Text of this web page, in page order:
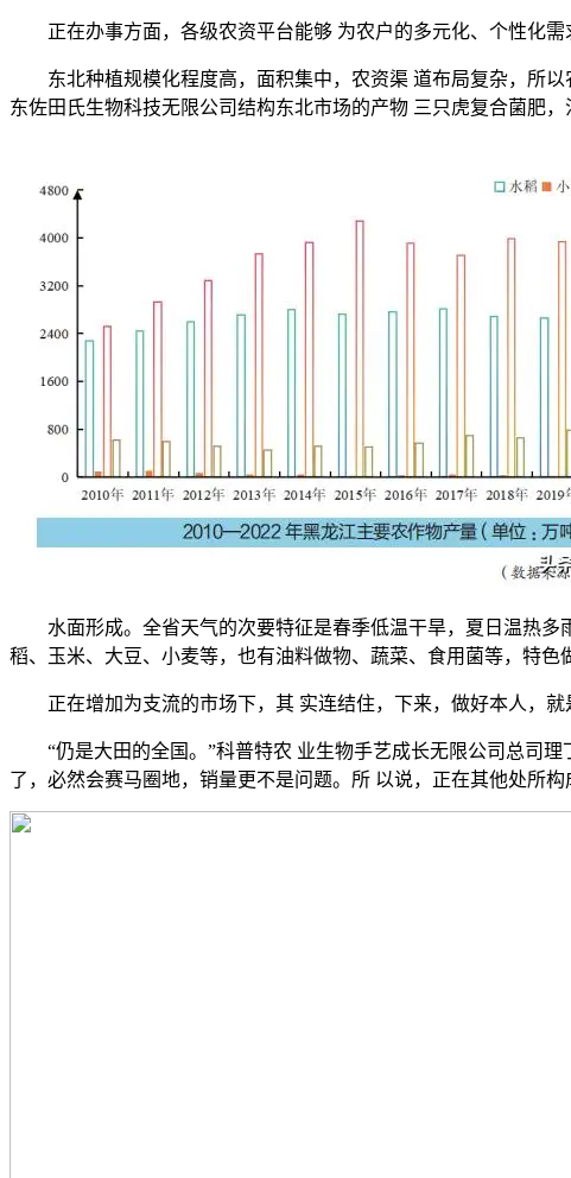
正在办事方面，各级农资平台能够 为农户的多元化、个性化需
东北种植规模化程度高，面积集中，农资渠 道布局复杂，所以
东佐田氏生物科技无限公司结构东北市场的产物 三只虎复合菌肥
水面形成。全省天气的次要特征是春季低温干旱，夏日温热多
稻、玉米、大豆、小麦等，也有油料做物、蔬菜、食用菌等，特色
正在增加为支流的市场下，其 实连结住，下来，做好本人，就
“仍是大田的全国。”科普特农 业生物手艺成长无限公司总司理
了，必然会赛马圈地，销量更不是问题。所 以说，正在其他处所